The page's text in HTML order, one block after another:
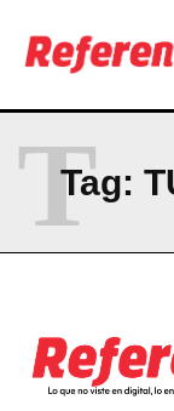
profesionistas
El proyecto que
Más escuelas
¿Y si el futuro
Los 40 ya no son
partida
ABOUT
Tag:
T